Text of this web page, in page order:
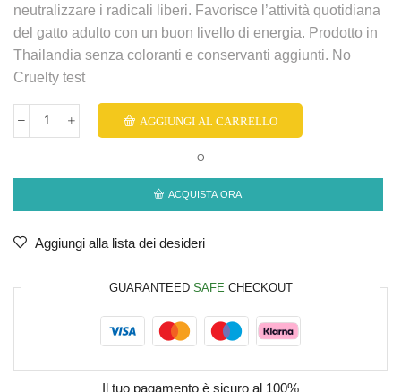
neutralizzare i radicali liberi. Favorisce l’attività quotidiana
del gatto adulto con un buon livello di energia. Prodotto in
Thailandia senza coloranti e conservanti aggiunti. No
Cruelty test
AGGIUNGI AL CARRELLO
O
ACQUISTA ORA
Aggiungi alla lista dei desideri
GUARANTEED SAFE CHECKOUT
Il tuo pagamento è sicuro al 100%